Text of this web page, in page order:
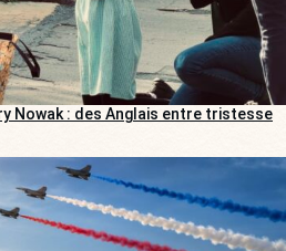
Nowak : des Anglais entre tristesse